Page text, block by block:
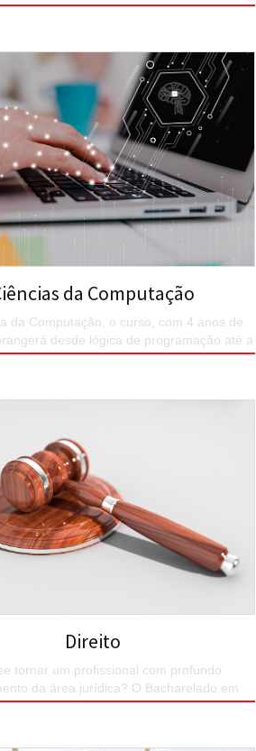
inteira? Este é o seu curso.
da Computação
da Computação, o curso, com 4 anos de
desde lógica de programação até a
de sistemas complexos
Direito
tornar um profissional com profundo
da área jurídica? O Bacharelado em
do UNIESP é o seu curso.